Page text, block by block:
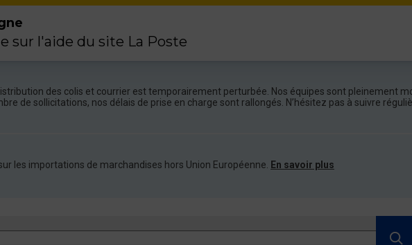
sur l'aide du site La Poste
des colis et courrier est temporairement perturbée. Nos équipes sont pleinement
de sollicitations, nos délais de prise en charge sont rallongés. N’hésitez pas à suivre
les importations de marchandises hors Union Européenne. En savoir plus